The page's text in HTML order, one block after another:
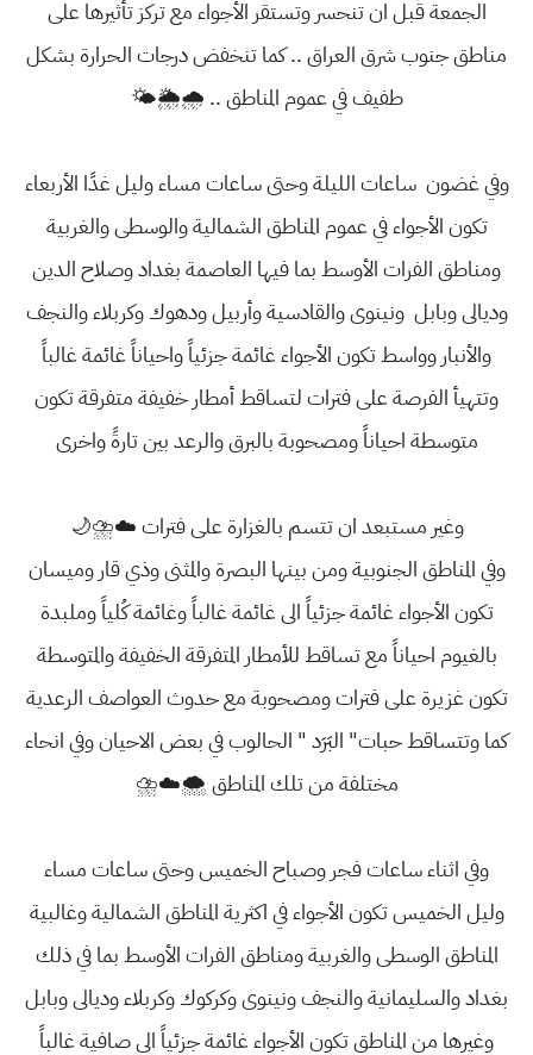
الجمعة قبل ان تنحسر وتستقر الأجواء مع تركز تأثيرها على
مناطق جنوب شرق العراق .. كما تنخفض درجات الحرارة بشكل
طفيف في عموم المناطق .. 🌧🌦🌤
وفي غضون ساعات الليلة وحتى ساعات مساء وليل غدًا الأربعاء
تكون الأجواء في عموم المناطق الشمالية والوسطى والغربية
ومناطق الفرات الأوسط بما فيها العاصمة بغداد وصلاح الدين
وديالى وبابل ونينوى والقادسية وأربيل ودهوك وكربلاء والنجف
والأنبار وواسط تكون الأجواء غائمة جزئياً واحياناً غائمة غالباً
وتتهيأ الفرصة على فترات لتساقط أمطار خفيفة متفرقة تكون
متوسطة احياناً ومصحوبة بالبرق والرعد بين تارةً واخرى
وغير مستبعد ان تتسم بالغزارة على فترات ☁️⛈🌙
وفي المناطق الجنوبية ومن بينها البصرة والمثنى وذي قار وميسان
تكون الأجواء غائمة جزئياً الى غائمة غالباً وغائمة كُلياً وملبدة
بالغيوم احياناً مع تساقط للأمطار المتفرقة الخفيفة والمتوسطة
تكون غزيرة على فترات ومصحوبة مع حدوث العواصف الرعدية
كما وتتساقط حبات" البَرَد " الحالوب في بعض الاحيان وفي انحاء
مختلفة من تلك المناطق 🌨☁️⛈
وفي اثناء ساعات فجر وصباح الخميس وحتى ساعات مساء
وليل الخميس تكون الأجواء في اكثرية المناطق الشمالية وغالبية
المناطق الوسطى والغربية ومناطق الفرات الأوسط بما في ذلك
بغداد والسليمانية والنجف ونينوى وكركوك وكربلاء وديالى وبابل
وغيرها من المناطق تكون الأجواء غائمة جزئياً الى صافية غالباً